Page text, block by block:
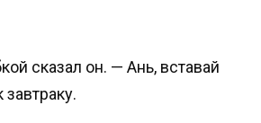
сказал он. — Ань, вставай